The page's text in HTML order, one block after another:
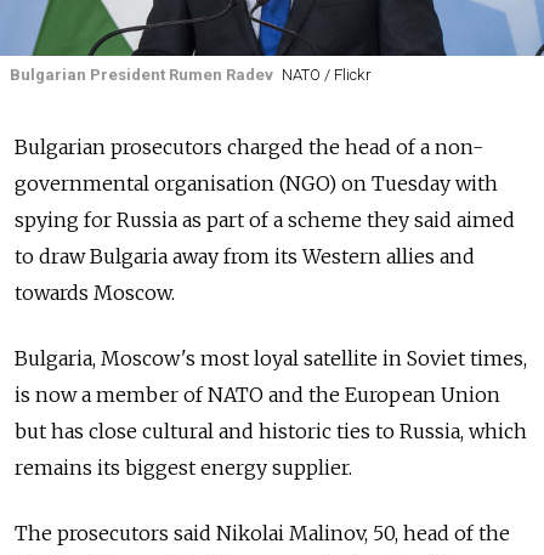
Bulgarian President Rumen Radev NATO / Flickr
Bulgarian prosecutors charged the head of a non-
governmental organisation (NGO) on Tuesday with
spying for Russia as part of a scheme they said aimed
to draw Bulgaria away from its Western allies and
towards Moscow.
Bulgaria, Moscow's most loyal satellite in Soviet times,
is now a member of NATO and the European Union
but has close cultural and historic ties to Russia, which
remains its biggest energy supplier.
The prosecutors said Nikolai Malinov, 50, head of the